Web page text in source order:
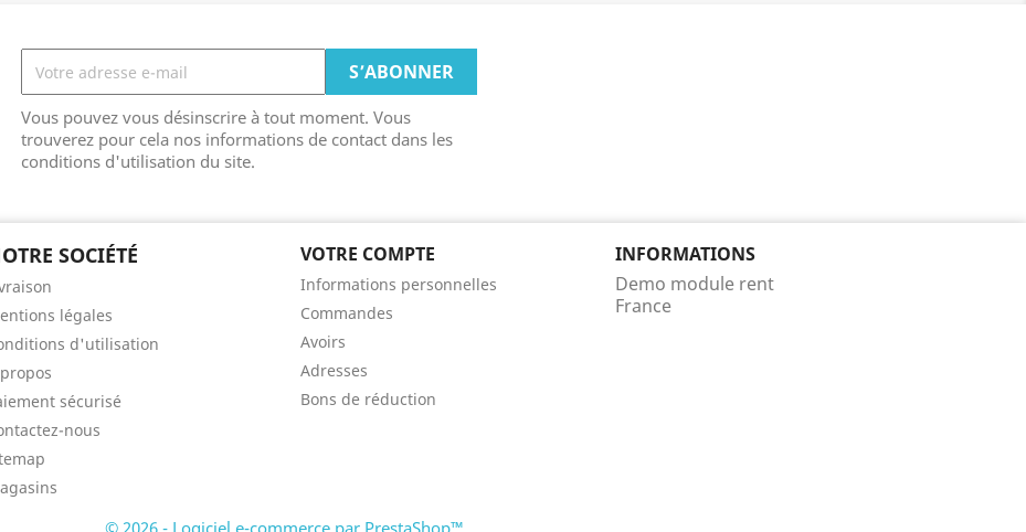
Vous pouvez vous désinscrire à tout moment. Vous
trouverez pour cela nos informations de contact dans les
conditions d'utilisation du site.
SOCIÉTÉ
légales
d'utilisation
sécurisé
nous
VOTRE COMPTE
Informations personnelles
Commandes
Avoirs
Adresses
Bons de réduction
INFORMATIONS
Demo module rent
France
© 2026 - Logiciel e-commerce par PrestaShop™